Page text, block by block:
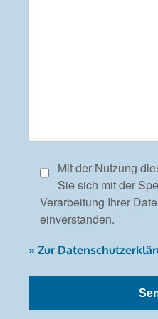
Mit der Nutzung
Sie sich mit der
Verarbeitung Ihrer
einverstanden.
» Zur